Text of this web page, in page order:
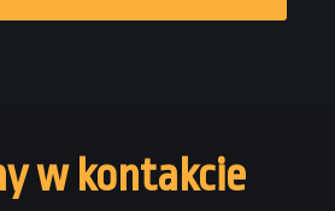
w kontakcie